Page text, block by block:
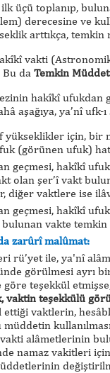
üçü toplanıp,
derecesine ve
arttıkça, temkin
vakti
Bu da Temkin
hakîkî ufukdan
aşağıya, ya’nî
için, bir
(görünen ufuk)
geçmesi, hakîkî
olan şer’î vakt
diğer vaktlere ise
geçmesi, hakîkî
vakte
zarûrî malûmat:
rü’yet ile, ya'nî
görülmesi ayrı
teşekkül
vaktin teşekkülü
vaktlerin,
alâmetlerinin
namaz vakitleri